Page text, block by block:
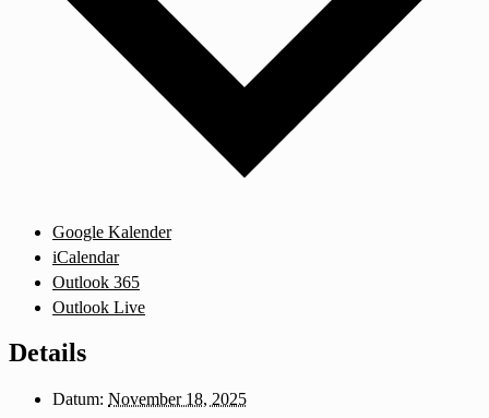
Google Kalender
iCalendar
Outlook 365
Outlook Live
Details
Datum: November 18, 2025